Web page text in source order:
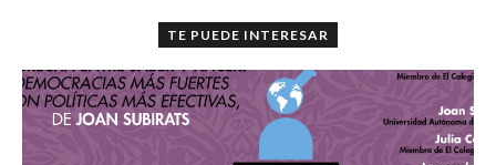
TE PUEDE INTERESAR